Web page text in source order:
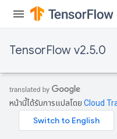
TensorFlow v2.5.0
หน้านี้ได้รับการแปลโดย Cloud